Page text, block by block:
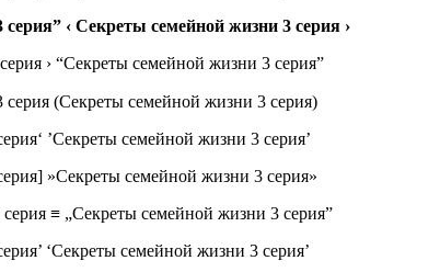
‹ Секреты семейной жизни 3 серия ›
› “Секреты семейной жизни 3 серия”
(Секреты семейной жизни 3 серия)
’Секреты семейной жизни 3 серия’
»Секреты семейной жизни 3 серия»
≡ „Секреты семейной жизни 3 серия”
‘Секреты семейной жизни 3 серия’